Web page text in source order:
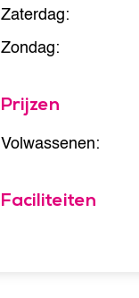
Zaterdag:
Zondag:
Prijzen
Volwassenen:
Faciliteiten